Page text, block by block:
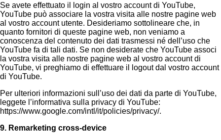
Se avete effettuato il login al vostro account di YouTube,
YouTube può associare la vostra visita alle nostre pagine web
al vostro account utente. Desideriamo sottolineare che, in
quanto fornitori di queste pagine web, non veniamo a
conoscenza del contenuto dei dati trasmessi né dell’uso che
YouTube fa di tali dati. Se non desiderate che YouTube associ
la vostra visita alle nostre pagine web al vostro account di
YouTube, vi preghiamo di effettuare il logout dal vostro account
di YouTube.
Per ulteriori informazioni sull’uso dei dati da parte di YouTube,
leggete l’informativa sulla privacy di YouTube:
https://www.google.com/intl/it/policies/privacy/.
9. Remarketing cross-device